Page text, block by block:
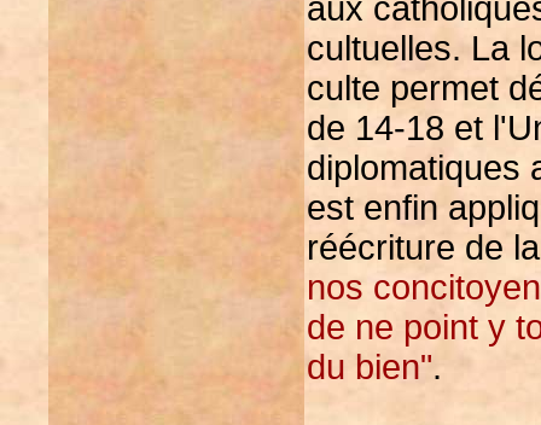
aux
cultuelles. La
culte permet
de 14-18 et
diplomatiques
est enfin
réécriture de
nos
de ne point y
du bien".